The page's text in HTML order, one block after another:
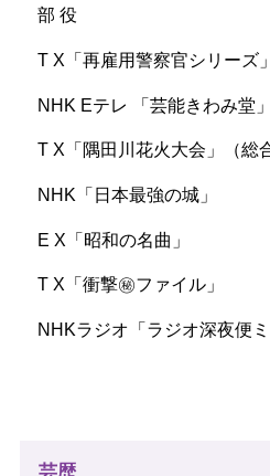
西村京太郎トラベルミステ
テレビ朝日 14:25 ～
特急“あけぼの”暗闇に消
▽経済通商省の若手官僚
2026
08.14 [金]
レギュラーテレビ
お盆真っ只中！今夜の「
部 役
T X「再雇用警察官シリー
NHK Eテレ 「芸能きわみ堂
T X「隅田川花火大会」（総
NHK「日本最強の城」
E X「昭和の名曲」
T X「衝撃㊙ファイル」
NHKラジオ「ラジオ深夜便
芸歴